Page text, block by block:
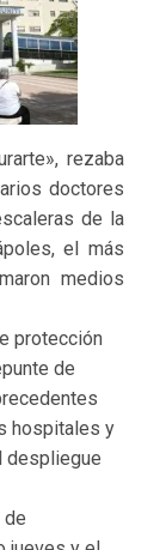
rezaba
doctores
de la
el más
medios
protección
de
hospitales y
despliegue
de